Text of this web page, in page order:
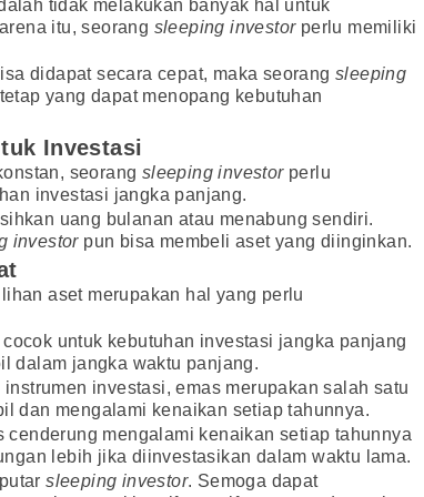
tidak melakukan banyak hal untuk
itu, seorang sleeping investorperlu memiliki
didapat secara cepat, maka seorang sleeping
yang dapat menopang kebutuhan
Investasi
seorang sleeping investorperlu
investasi jangka panjang.
uang bulanan atau menabung sendiri.
investorpun bisa membeli aset yang diinginkan.
aset merupakan hal yang perlu
untuk kebutuhan investasi jangka panjang
dalam jangka waktu panjang.
investasi, emas merupakan salah satu
dan mengalami kenaikan setiap tahunnya.
mengalami kenaikan setiap tahunnya
lebih jika diinvestasikan dalam waktu lama.
sleeping investor. Semoga dapat